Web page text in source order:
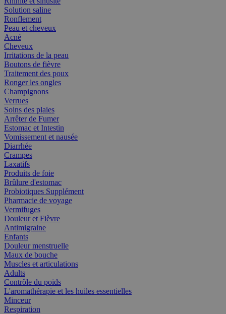
Solution saline
Ronflement
Peau et cheveux
Acné
Cheveux
Irritations de la peau
Boutons de fièvre
Traitement des poux
Ronger les ongles
Champignons
Verrues
Soins des plaies
Arrêter de Fumer
Estomac et Intestin
Vomissement et nausée
Diarrhée
Crampes
Laxatifs
Produits de foie
Brûlure d'estomac
Probiotiques Supplément
Pharmacie de voyage
Vermifuges
Douleur et Fièvre
Antimigraine
Enfants
Douleur menstruelle
Maux de bouche
Muscles et articulations
Adults
Contrôle du poids
L'aromathérapie et les huiles essentielles
Minceur
Respiration